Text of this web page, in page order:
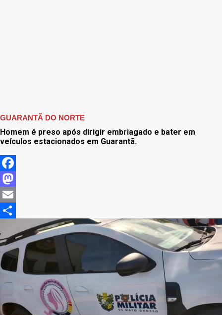
GUARANTÃ DO NORTE
Homem é preso após dirigir embriagado e bater em
veículos estacionados em Guarantã.
Facebook
Mastodon
Email